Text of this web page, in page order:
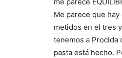
Me parece que
metidos en el tres
tenemos a Procida
pasta está hecho.